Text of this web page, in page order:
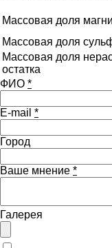
Массовая доля
Массовая доля
Массовая доля
остатка
ФИО *
E-mail *
Город
Ваше мнение *
Галерея